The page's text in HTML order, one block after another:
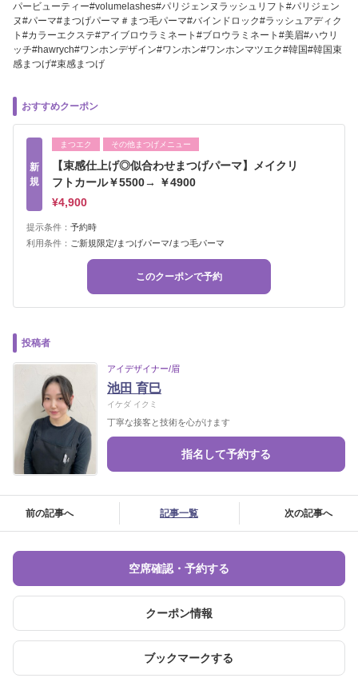
パービューティー#volumelashes#パリジェンヌラッシュリフト#パリジェン
ヌ#パーマ#まつげパーマ＃まつ毛パーマ#バインドロック#ラッシュアディク
ト#カラーエクステ#アイブロウラミネート#ブロウラミネート#美眉#ハウリ
ッチ#hawrych#ワンホンデザイン#ワンホン#ワンホンマツエク#韓国#韓国束
感まつげ#束感まつげ
おすすめクーポン
新
規
まつエク その他まつげメニュー
【束感仕上げ◎似合わせまつげパーマ】メイクリ
フトカール￥5500→ ￥4900
¥4,900
提示条件： 予約時
利用条件： ご新規限定/まつげパーマ/まつ毛パーマ
このクーポンで予約
投稿者
アイデザイナー/眉
池田 育巳
イケダ イクミ
丁寧な接客と技術を心がけます
指名して予約する
前の記事へ 記事一覧 次の記事へ
空席確認・予約する
クーポン情報
ブックマークする